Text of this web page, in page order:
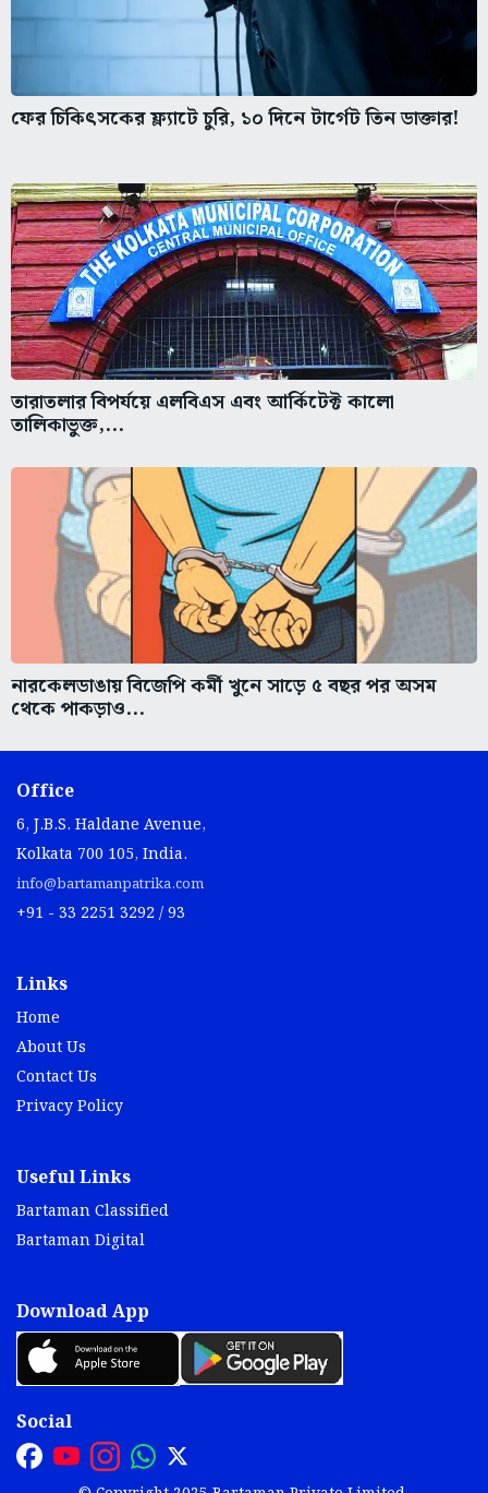
ফের চিকিৎসকের ফ্ল্যাটে চুরি, ১০ দিনে টার্গেট তিন ডাক্তার!
তারাতলার বিপর্যয়ে এলবিএস এবং আর্কিটেক্ট কালো
তালিকাভুক্ত,...
নারকেলডাঙায় বিজেপি কর্মী খুনে সাড়ে ৫ বছর পর অসম
থেকে পাকড়াও...
Office
6, J.B.S. Haldane Avenue,
Kolkata 700 105, India.
info@bartamanpatrika.com
+91 - 33 2251 3292 / 93
Links
Home
About Us
Contact Us
Privacy Policy
Useful Links
Bartaman Classified
Bartaman Digital
Download App
Social